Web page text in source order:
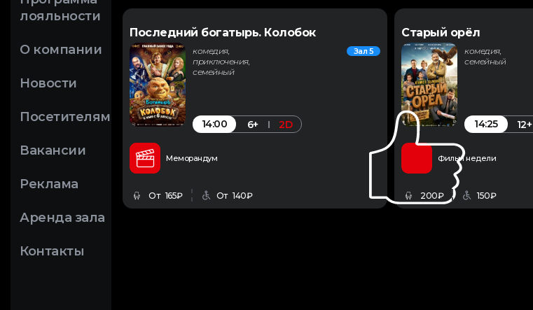
лояльности
О компании
Новости
Посетителям
Вакансии
Реклама
Аренда зала
Контакты
Последний богатырь. Колобок
комедия,
приключения,
семейный
Зал 5
14:00 6+ 2D
Меморандум
От 165₽ От 140₽
Старый орёл
комедия,
семейный
14:25 12+
Фильм недели
200₽ 150₽